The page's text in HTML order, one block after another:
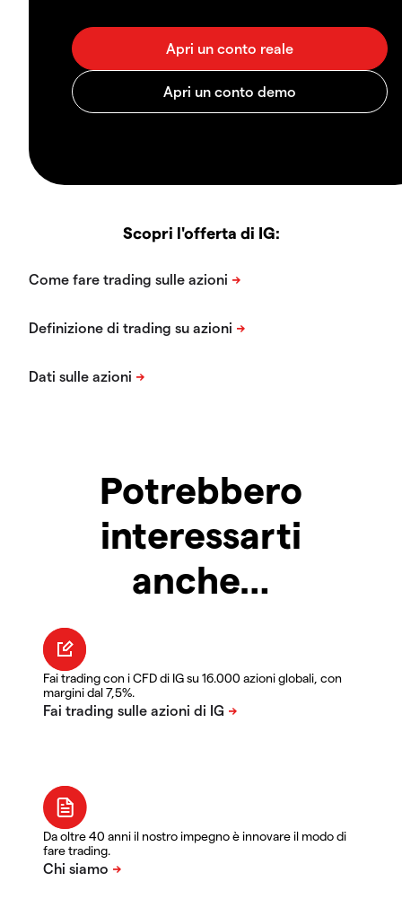
Scopri l'offerta di IG:
Potrebbero
interessarti
anche…
Fai trading con i CFD di IG su 16.000 azioni globali, con
margini dal 7,5%.
Da oltre 40 anni il nostro impegno è innovare il modo di
fare trading.